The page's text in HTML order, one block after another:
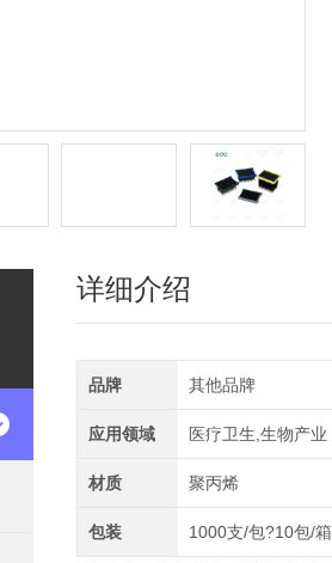
详细介绍
品牌 其他品牌
应用领域 医疗卫生,生物产业
材质 聚丙烯
包装 1000支/包?10包/箱